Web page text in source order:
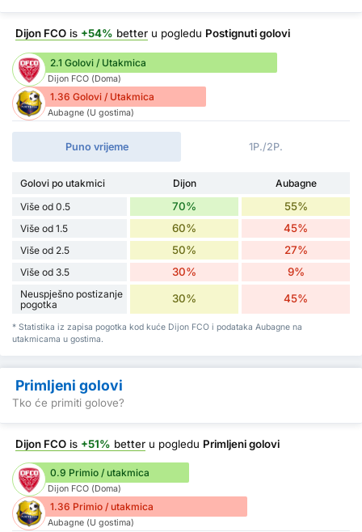
Dijon FCO is +54% better u pogledu Postignuti golovi
2.1 Golovi / Utakmica
Dijon FCO (Doma)
1.36 Golovi / Utakmica
Aubagne (U gostima)
Puno vrijeme 1P./2P.
Golovi po utakmici Dijon
Aubagne
Više od 0.5
70% 55%
Više od 1.5 60% 45%
Više od 2.5 50% 27%
Više od 3.5 30% 9%
Neuspješno postizanje
pogotka
30% 45%
* Statistika iz zapisa pogotka kod kuće Dijon FCO i podataka Aubagne na
utakmicama u gostima.
Primljeni golovi
Tko će primiti golove?
Dijon FCO is +51% better u pogledu Primljeni golovi
0.9 Primio / utakmica
Dijon FCO (Doma)
1.36 Primio / utakmica
Aubagne (U gostima)